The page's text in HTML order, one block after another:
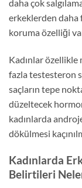
daha çok
erkeklerden daha
koruma özelliği
Kadınlar
fazla testesteron
saçların tepe
düzeltecek
kadınlarda
dökülmesi
Kadınlarda
Belirtileri